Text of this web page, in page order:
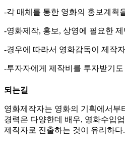
-각 매체를 통한 영화의 홍보계획
-영화제작, 홍보, 상영에 필요한
-경우에 따라서 영화감독이 제작
-투자자에게 제작비를 투자받기도
되는길
영화제작자는 영화의 기획에서부
경력은 다양한데 배우, 영화수입
제작자로 진출하는 것이 유리하